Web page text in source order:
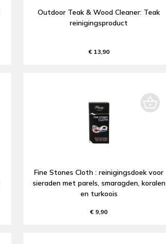
Outdoor Teak & Wood Cleaner: Teak
reinigingsproduct
€ 13,90
Fine Stones Cloth : reinigingsdoek voor
sieraden met parels, smaragden, koralen
en turkoois
€ 9,90